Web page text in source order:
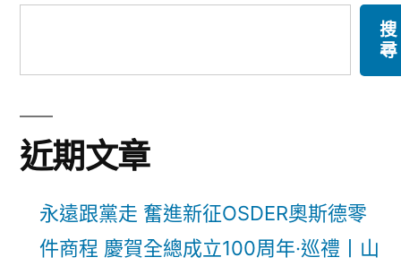
搜
尋
近期文章
永遠跟黨走 奮進新征OSDER奧斯德零
件商程 慶賀全總成立100周年·巡禮丨山